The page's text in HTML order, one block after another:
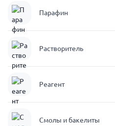
Парафин
Растворитель
Реагент
Смолы и бакелиты